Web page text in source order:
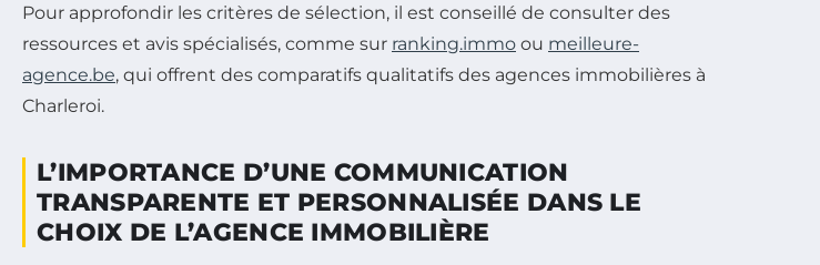
Pour approfondir les critères de sélection, il est conseillé de consulter des
ressources et avis spécialisés, comme sur ranking.immo ou meilleure-
agence.be, qui offrent des comparatifs qualitatifs des agences immobilières à
Charleroi.
L’IMPORTANCE D’UNE COMMUNICATION
TRANSPARENTE ET PERSONNALISÉE DANS LE
CHOIX DE L’AGENCE IMMOBILIÈRE